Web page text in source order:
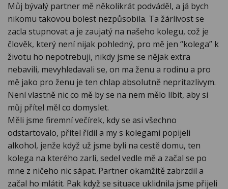
Můj bývalý partner mě několikrát podváděl, a já bych
nikomu takovou bolest nezpůsobila. Ta žárlivost se
zacla stupnovat a je zaujatý na našeho kolegu, což je
člověk, který není nijak pohledný, pro mě jen “kolega” k
životu ho nepotrebuji, nikdy jsme se nějak extra
nebavili, mevyhledavali se, on ma ženu a rodinu a pro
mě jako pro ženu je ten chlap absolutně nepritazlivym.
Není vlastně nic co mě by se na nem mělo líbit, aby si
můj přítel měl co domyslet.
Měli jsme firemní večírek, kdy se asi všechno
odstartovalo, přítel řídil a my s kolegami popijeli
alkohol, jenže když už jsme byli na cestě domu, ten
kolega na kterého zarli, sedel vedle mě a začal se po
mne z ničeho nic sápat. Partner okamžitě zabrzdil a
začal ho mlátit. Pak když se situace uklidnila jsme přijeli